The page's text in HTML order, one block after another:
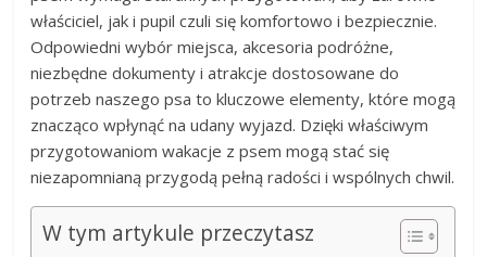
właściciel, jak i pupil czuli się komfortowo i bezpiecznie.
Odpowiedni wybór miejsca, akcesoria podróżne,
niezbędne dokumenty i atrakcje dostosowane do
potrzeb naszego psa to kluczowe elementy, które mogą
znacząco wpłynąć na udany wyjazd. Dzięki właściwym
przygotowaniom wakacje z psem mogą stać się
niezapomnianą przygodą pełną radości i wspólnych chwil.
W tym artykule przeczytasz